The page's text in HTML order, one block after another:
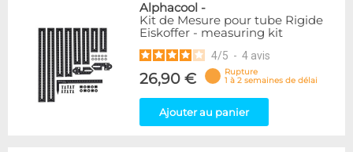
Alphacool -
Kit de Mesure pour tube Rigide
Eiskoffer - measuring kit
4/5 - 4 avis
26,90 €
Rupture
1 à 2 semaines de délai
Ajouter au panier